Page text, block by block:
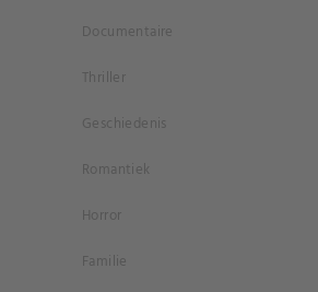
Documentaire
Thriller
Geschiedenis
Romantiek
Horror
Familie